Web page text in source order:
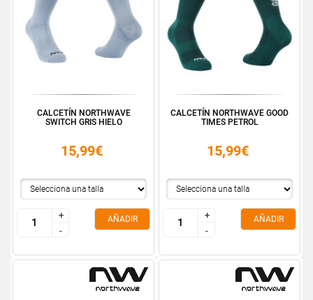
CALCETÍN NORTHWAVE
SWITCH GRIS HIELO
15,99€
+
-
+
-
AÑADIR
CALCETÍN NORTHWAVE GOOD
TIMES PETROL
15,99€
+
-
+
-
AÑADIR